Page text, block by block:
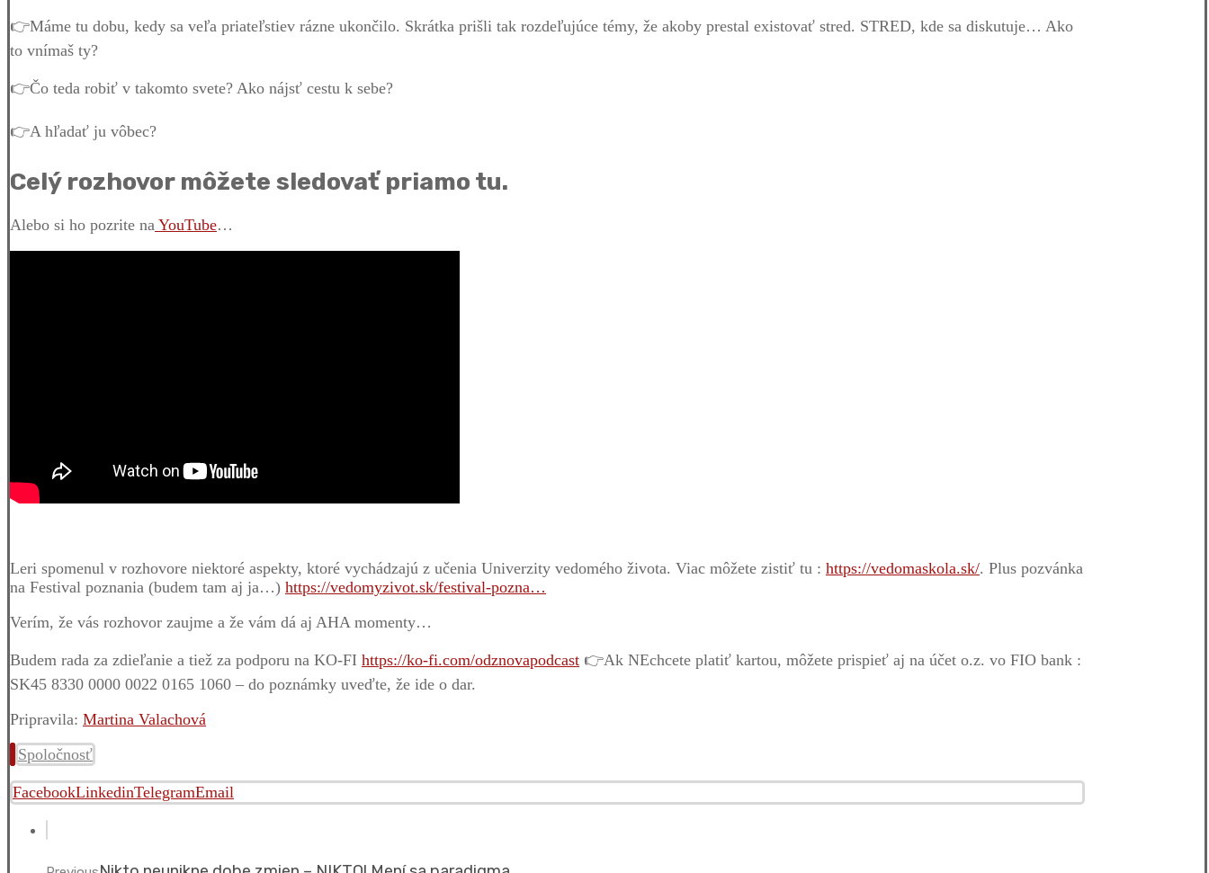
👉Máme tu dobu, kedy sa veľa priateľstiev rázne ukončilo. Skrátka prišli tak rozdeľujúce témy, že akoby prestal existovať stred. STRED, kde sa diskutuje… Ako
to vnímaš ty?
👉Čo teda robiť v takomto svete? Ako nájsť cestu k sebe?
👉A hľadať ju vôbec?
Celý rozhovor môžete sledovať priamo tu.
Alebo si ho pozrite na YouTube…
Leri spomenul v rozhovore niektoré aspekty, ktoré vychádzajú z učenia Univerzity vedomého života. Viac môžete zistiť tu : https://vedomaskola.sk/. Plus pozvánka
na Festival poznania (budem tam aj ja…) https://vedomyzivot.sk/festival-pozna…
Verím, že vás rozhovor zaujme a že vám dá aj AHA momenty…
Budem rada za zdieľanie a tiež za podporu na KO-FI https://ko-fi.com/odznovapodcast 👉Ak NEchcete platiť kartou, môžete prispieť aj na účet o.z. vo FIO bank :
SK45 8330 0000 0022 0165 1060 – do poznámky uveďte, že ide o dar.
Pripravila: Martina Valachová
Spoločnosť
FacebookLinkedinTelegramEmail